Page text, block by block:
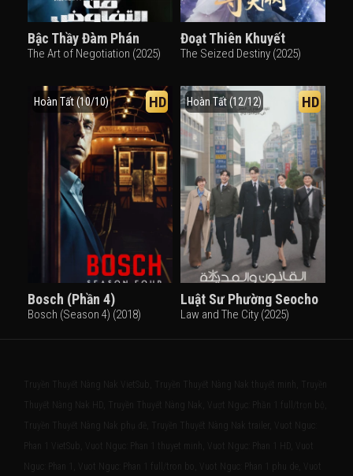
Bậc Thầy Đàm Phán
The Art of Negotiation (2025)
Đoạt Thiên Khuyết
The Seized Destiny (2025)
Hoàn Tất (10/10) HD
Bosch (Phần 4)
Bosch (Season 4) (2018)
Hoàn Tất (12/12) HD
Luật Sư Phường Seocho
Law and The City (2025)
Truyền Thuyết Nàng Nak VietSub, Truyền Thuyết Nàng Nak thuyết minh, Truyền
Thuyết Nàng Nak HD, Truyền Thuyết Nàng Nak, Vượt Ngục: Phần 1 full/trọn bộ,
Truyền Thuyết Nàng Nak phụ đề, Truyền Thuyết Nàng Nak trailer, Vuot Nguc:
Phan 1 VietSub, Vuot Nguc: Phan 1 thuyet minh, Vuot Nguc: Phan 1 HD, Vuot
Nguc: Phan 1, Vuot Nguc: Phan 1 full/tron bo, Vuot Nguc: Phan 1 phu de, Vuot